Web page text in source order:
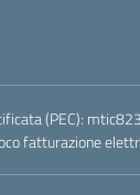
(PEC):
fatturazione